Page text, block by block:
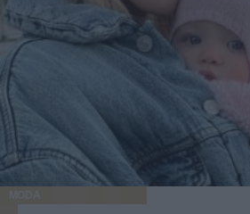
MODA